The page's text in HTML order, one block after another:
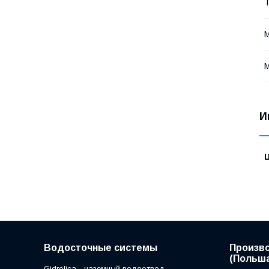
Водосточные системы